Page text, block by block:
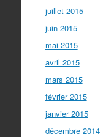
juillet 2015
juin 2015
mai 2015
avril 2015
mars 2015
février 2015
janvier 2015
décembre 2014